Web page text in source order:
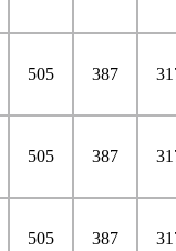
505 387
505 387
505 387